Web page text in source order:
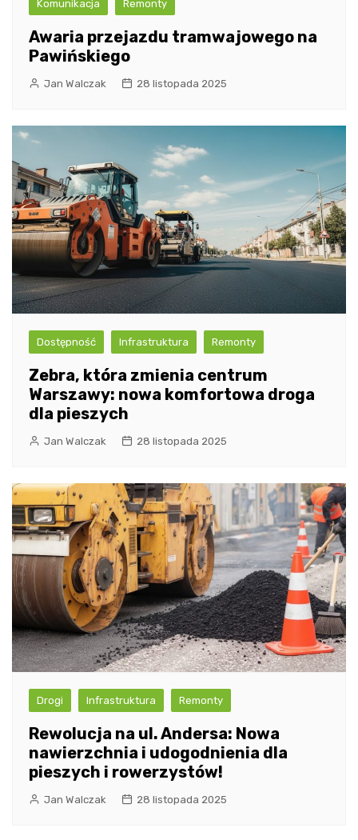
Komunikacja Remonty
Awaria przejazdu tramwajowego na
Pawińskiego
Jan Walczak 28 listopada 2025
Dostępność Infrastruktura Remonty
Zebra, która zmienia centrum
Warszawy: nowa komfortowa droga
dla pieszych
Jan Walczak 28 listopada 2025
Drogi Infrastruktura Remonty
Rewolucja na ul. Andersa: Nowa
nawierzchnia i udogodnienia dla
pieszych i rowerzystów!
Jan Walczak 28 listopada 2025